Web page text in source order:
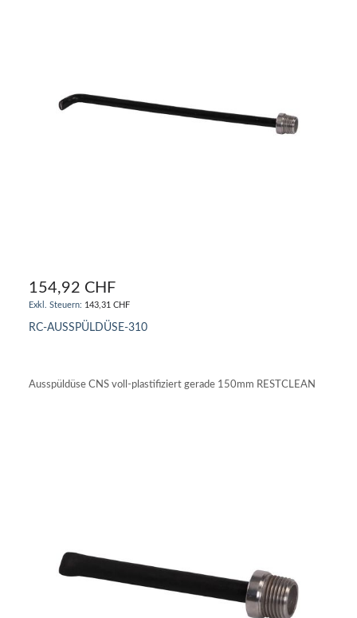
154,92 CHF
143,31 CHF
RC-AUSSPÜLDÜSE-310
Ausspüldüse CNS voll-plastifiziert gerade 150mm RESTCLEAN